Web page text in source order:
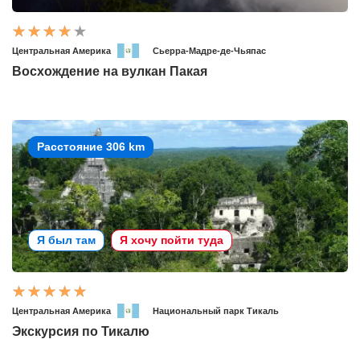
Центральная Америка Сьерра-Мадре-де-Чьяпас
Восхождение на вулкан Пакая
Расстояние 306 km
Я был там Я хочу пойти туда
Центральная Америка Национальный парк Тикаль
Экскурсия по Тикалю